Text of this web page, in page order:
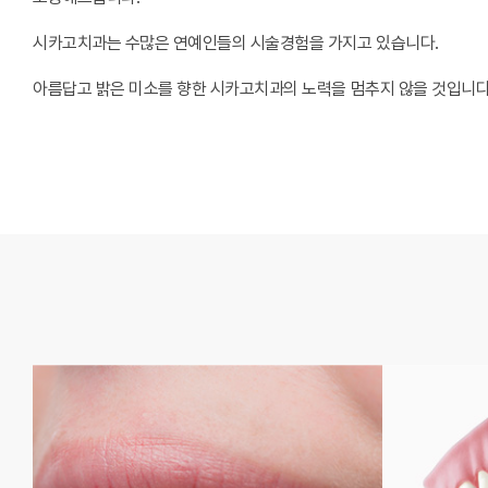
시카고치과는 수많은 연예인들의 시술경험을 가지고 있습니다.
아름답고 밝은 미소를 향한 시카고치과의 노력을 멈추지 않을 것입니